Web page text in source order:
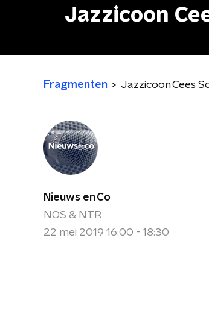
Jazzicoon
Fragmenten Jazzicoon Cees
Nieuws en Co
NOS & NTR
22 mei 2019 16:00 - 18:30